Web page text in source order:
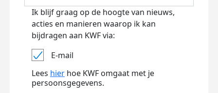
Ik blijf graag op de hoogte van nieuws,
acties en manieren waarop ik kan
bijdragen aan KWF via:
E-mail
Lees hier hoe KWF omgaat met je
persoonsgegevens.